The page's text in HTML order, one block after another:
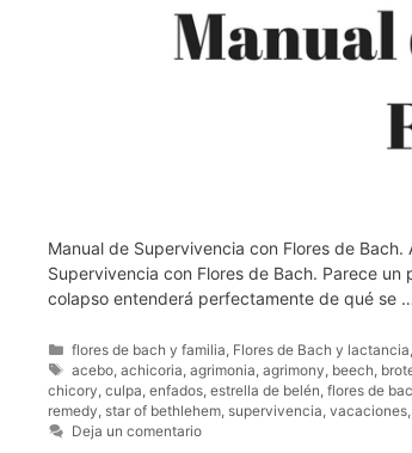
Manual de Supervivencia con Flores de
Supervivencia con Flores de Bach. Parece
colapso entenderá perfectamente de qué se
Categorías
flores de bach y familia Flores de Bach y lactancia
Etiquetas
acebo ,achicoria ,agrimonia ,agrimony beech
chicory culpa enfados estrella de belén flores de
remedy star of bethlehem supervivencia vacaciones
Deja un comentario